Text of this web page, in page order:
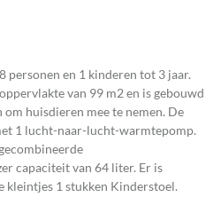
personen en 1 kinderen tot 3 jaar.
van 99 m2 en is gebouwd
huisdieren mee te nemen. De
1 lucht-naar-lucht-warmtepomp.
capaciteit van 64 liter. Er is
kleintjes 1 stukken Kinderstoel.